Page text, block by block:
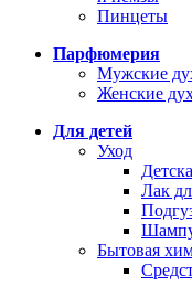
Пинцеты
Парфюмерия
Мужские
Женские
Для детей
Уход
Лак
Бытовая